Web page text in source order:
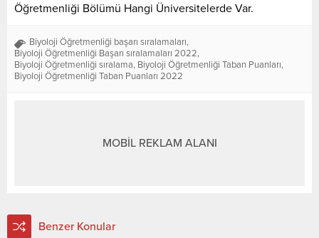
Öğretmenliği Bölümü Hangi Üniversitelerde Var.
Biyoloji Öğretmenliği başarı sıralamaları,
Biyoloji Öğretmenliği Başarı sıralamaları 2022,
Biyoloji Öğretmenliği sıralama, Biyoloji Öğretmenliği Taban Puanları,
Biyoloji Öğretmenliği Taban Puanları 2022
MOBİL REKLAM ALANI
Benzer Konular